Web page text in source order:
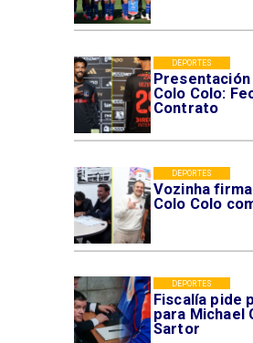
Colo Colo:
Contrato
DEPORTES
Vozinha
Colo Colo
DEPORTES
Fiscalía pide
para Michael
Sartor
DEPORTES